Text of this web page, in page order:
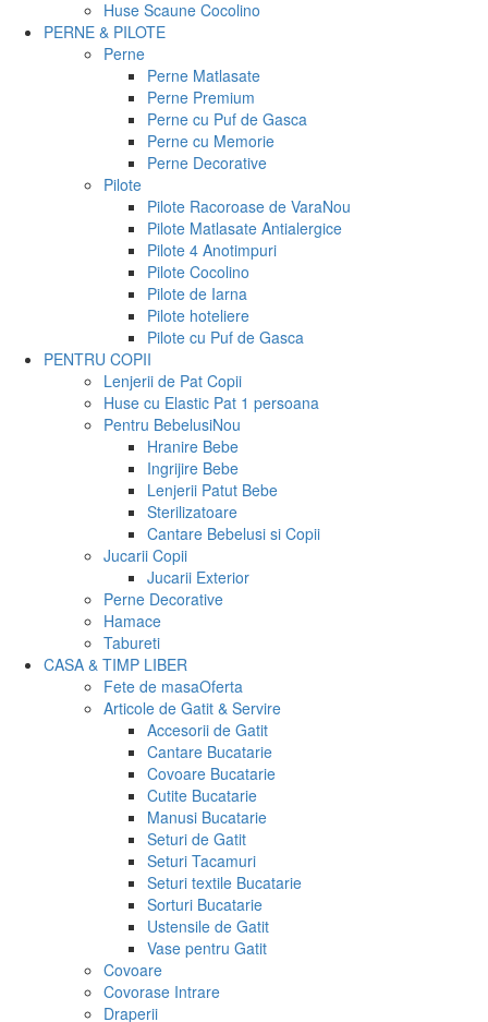
Huse Scaune Cocolino
PERNE & PILOTE
Perne
Perne Matlasate
Perne Premium
Perne cu Puf de Gasca
Perne cu Memorie
Perne Decorative
Pilote
Pilote Racoroase de VaraNou
Pilote Matlasate Antialergice
Pilote 4 Anotimpuri
Pilote Cocolino
Pilote de Iarna
Pilote hoteliere
Pilote cu Puf de Gasca
PENTRU COPII
Lenjerii de Pat Copii
Huse cu Elastic Pat 1 persoana
Pentru BebelusiNou
Hranire Bebe
Ingrijire Bebe
Lenjerii Patut Bebe
Sterilizatoare
Cantare Bebelusi si Copii
Jucarii Copii
Jucarii Exterior
Perne Decorative
Hamace
Tabureti
CASA & TIMP LIBER
Fete de masaOferta
Articole de Gatit & Servire
Accesorii de Gatit
Cantare Bucatarie
Covoare Bucatarie
Cutite Bucatarie
Manusi Bucatarie
Seturi de Gatit
Seturi Tacamuri
Seturi textile Bucatarie
Sorturi Bucatarie
Ustensile de Gatit
Vase pentru Gatit
Covoare
Covorase Intrare
Draperii